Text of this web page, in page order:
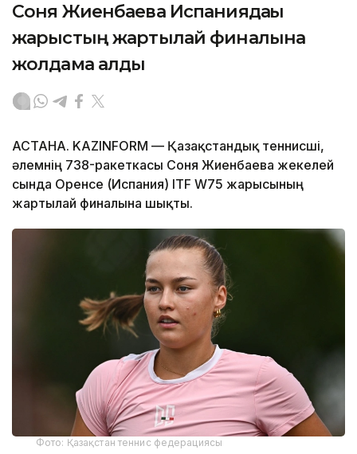
Соня Жиенбаева Испаниядағы
жарыстың жартылай финалына
жолдама алды
АСТАНА. KAZINFORM — Қазақстандық теннисші,
әлемнің 738-ракеткасы Соня Жиенбаева жекелей
сында Оренсе (Испания) ITF W75 жарысының
жартылай финалына шықты.
Фото: Қазақстан теннис федерациясы